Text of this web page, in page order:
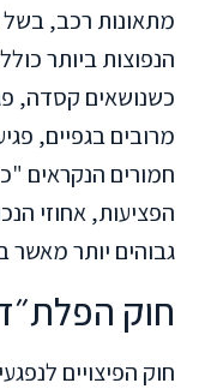
מתאונות רכב, בשל
הנפוצות ביותר
כשנושאים קסדה,
מרובים בגפיים,
הפציעות, אחוזי
גבוהים יותר מאשר
חוק הפלת״ד
חוק הפיצויים